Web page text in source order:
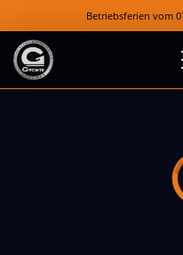
Betriebsferien vom